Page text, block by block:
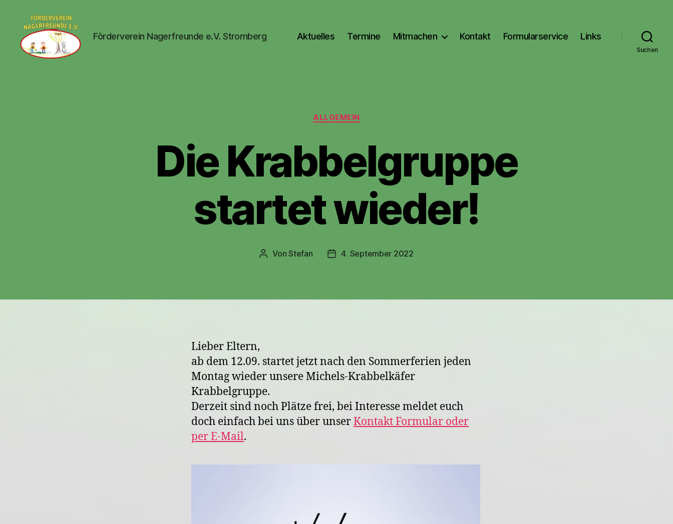
Förderverein Nagerfreunde e.V. Stromberg Aktuelles Termine Mitmachen Kontakt Formularservice Links
Suchen
Kategorien
ALLGEMEIN
Die Krabbelgruppe
startet wieder!
Beitragsautor
VonStefan Veröffentlichungsdatum
4. September 2022
Lieber Eltern,
ab dem 12.09. startet jetzt nach den Sommerferien jeden
Montag wieder unsere Michels-Krabbelkäfer
Krabbelgruppe.
Derzeit sind noch Plätze frei, bei Interesse meldet euch
doch einfach bei uns über unserKontakt Formular oder
per E-Mail.